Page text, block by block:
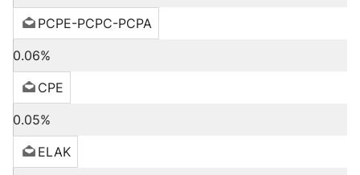
PCPE-PCPC-PCPA
0.06%
CPE
0.05%
ELAK